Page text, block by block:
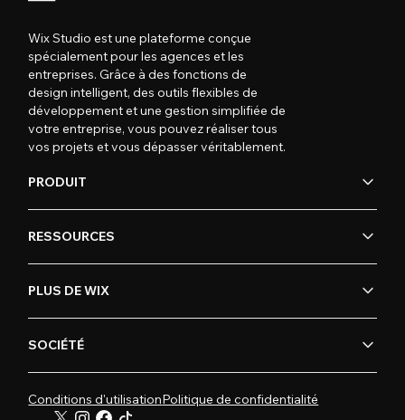
Wix Studio est une plateforme conçue
spécialement pour les agences et les
entreprises. Grâce à des fonctions de
design intelligent, des outils flexibles de
développement et une gestion simplifiée de
votre entreprise, vous pouvez réaliser tous
vos projets et vous dépasser véritablement.
PRODUIT
RESSOURCES
PLUS DE WIX
SOCIÉTÉ
Conditions d'utilisationPolitique de confidentialité